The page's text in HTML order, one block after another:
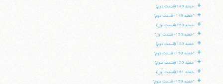
+ خطبه 149 (قسمت دوم)
+ "خطبه 149 - قسمت دوم"
+ خطبه 150 (قسمت اول)
+ "خطبه 150 - قسمت اول"
+ خطبه 150 (قسمت دوم)
+ "خطبه 150 - قسمت دوم"
+ خطبه 150 (قسمت سوم)
+ خطبه 151 (قسمت اول)
+ "خطبه 150 - قسمت سوم"